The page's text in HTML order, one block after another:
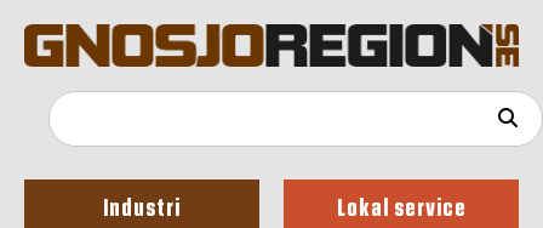
Industri Lokal service